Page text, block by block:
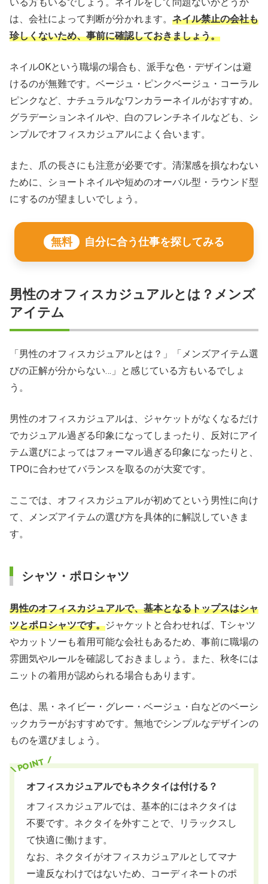
いる方もいるでしょう。ネイルをして問題ないかどうか
は、会社によって判断が分かれます。 ネイル禁止の会社も
珍しくないため、事前に確認しておきましょう。
ネイルOKという職場の場合も、派手な色・デザインは避
けるのが無難です。ベージュ・ピンクベージュ・コーラル
ピンクなど、ナチュラルなワンカラーネイルがおすすめ。
グラデーションネイルや、白のフレンチネイルなども、シ
ンプルでオフィスカジュアルによく合います。
また、爪の長さにも注意が必要です。清潔感を損なわない
ために、ショートネイルや短めのオーバル型・ラウンド型
にするのが望ましいでしょう。
無料 自分に合う仕事を探してみる
男性のオフィスカジュアルとは？メンズ
アイテム
「男性のオフィスカジュアルとは？」「メンズアイテム選
びの正解が分からない…」と感じている方もいるでしょ
う。
男性のオフィスカジュアルは、ジャケットがなくなるだけ
でカジュアル過ぎる印象になってしまったり、反対にアイ
テム選びによってはフォーマル過ぎる印象になったりと、
TPOに合わせてバランスを取るのが大変です。
ここでは、オフィスカジュアルが初めてという男性に向け
て、メンズアイテムの選び方を具体的に解説していきま
す。
シャツ・ポロシャツ
男性のオフィスカジュアルで、基本となるトップスはシャ
ツとポロシャツです。ジャケットと合わせれば、Tシャツ
やカットソーも着用可能な会社もあるため、事前に職場の
雰囲気やルールを確認しておきましょう。また、秋冬には
ニットの着用が認められる場合もあります。
色は、黒・ネイビー・グレー・ベージュ・白などのベーシ
ックカラーがおすすめです。無地でシンプルなデザインの
ものを選びましょう。
オフィスカジュアルでもネクタイは付ける？
オフィスカジュアルでは、基本的にはネクタイは
不要です。ネクタイを外すことで、リラックスし
て快適に働けます。
なお、ネクタイがオフィスカジュアルとしてマナ
ー違反なわけではないため、コーディネートのポ